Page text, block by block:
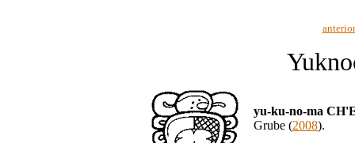
anterior
yu-ku-no-ma
Grube (2008).